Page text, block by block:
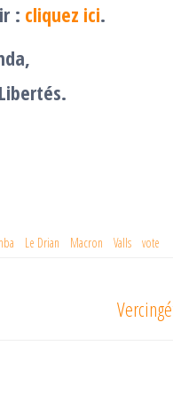
: cliquez ici.
Le Drian Macron Valls vote